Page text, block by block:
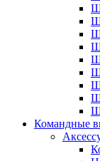
Командные